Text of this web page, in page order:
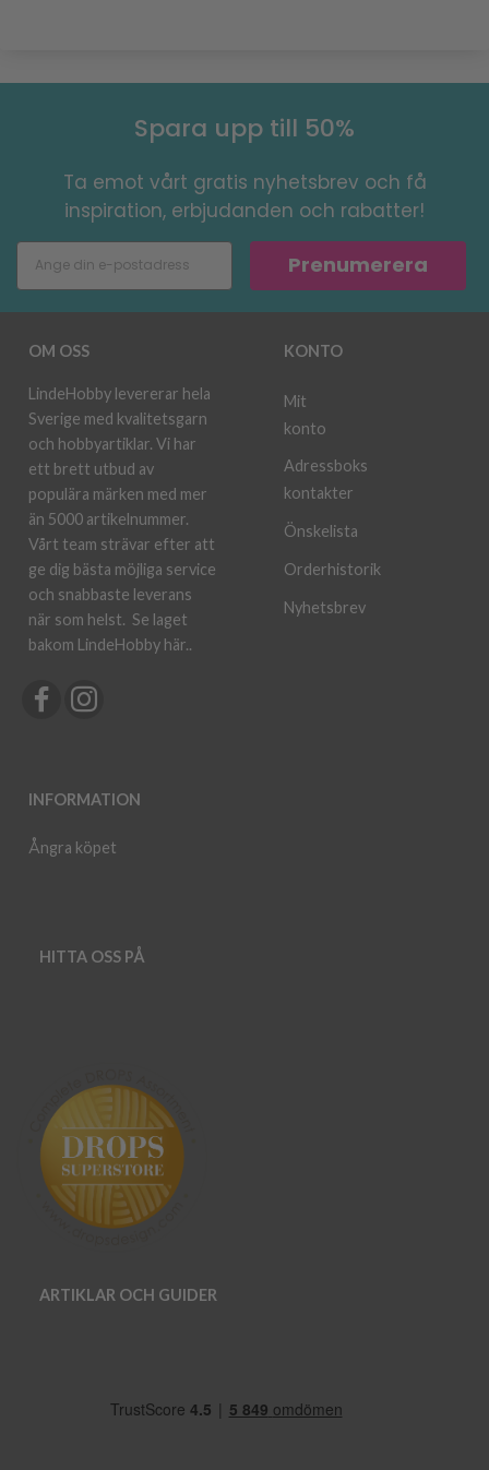
Spara upp till 50%
Ta emot vårt gratis nyhetsbrev och få
inspiration, erbjudanden och rabatter!
Prenumerera
OM OSS
LindeHobby levererar hela
Sverige med kvalitetsgarn
och hobbyartiklar. Vi har
ett brett utbud av
populära märken med mer
än 5000 artikelnummer.
Vårt team strävar efter att
ge dig bästa möjliga service
och snabbaste leverans
när som helst. Se laget
bakom LindeHobby här..
INFORMATION
Ångra köpet
KONTO
Mit
konto
Adressboks
kontakter
Önskelista
Orderhistorik
Nyhetsbrev
HITTA OSS PÅ
ARTIKLAR OCH GUIDER